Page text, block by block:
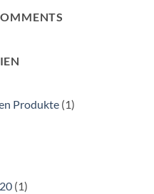
Produkte (1)
(1)